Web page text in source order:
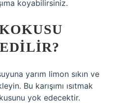
koyabilirsiniz.
yarım limon sıkın ve
Bu karışımı ısıtmak
yok edecektir.